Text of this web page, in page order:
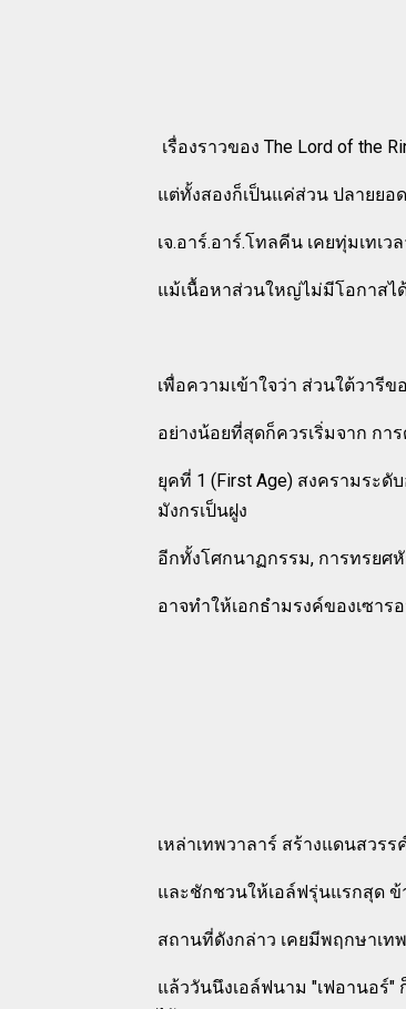
เรื่องราวของ The Lord of the
แต่ทั้งสองก็เป็นแค่ส่วน ปลายย
เจ.อาร์.อาร์.โทลคีน เคยทุ่มเทเ
แม้เนื้อหาส่วนใหญ่ไม่มีโอกาสไ
เพื่อความเข้าใจว่า ส่วนใต้วารี
อย่างน้อยที่สุดก็ควรเริ่มจาก กา
ยุคที่ 1 (First Age) สงครามระดั
มังกรเป็นฝูง
อีกทั้งโศกนาฏกรรม, การทรย
อาจทำให้เอกธำมรงค์ของเซา
เหล่าเทพวาลาร์ สร้างแดนสว
และชักชวนให้เอล์ฟรุ่นแรกสุด
สถานที่ดังกล่าว เคยมีพฤกษาเท
แล้ววันนึงเอล์ฟนาม "เฟอานอ